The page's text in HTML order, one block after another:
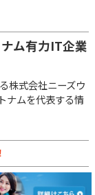
ム有力IT企業
株式会社ニーズウ
ナムを代表する情